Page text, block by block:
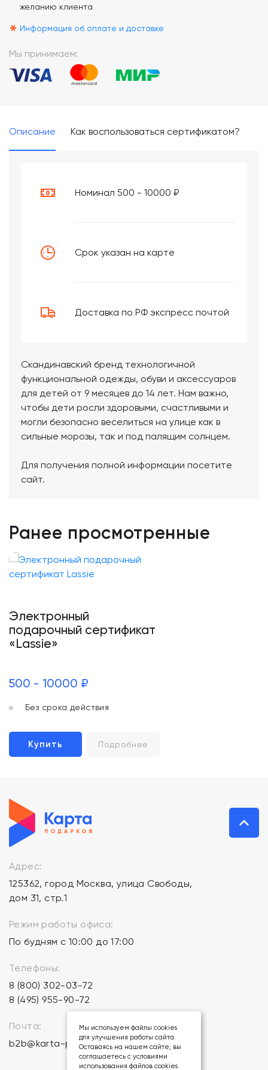
желанию клиента
* Информация об оплате и доставке
Мы принимаем:
Описание Как воспользоваться сертификатом?
Номинал 500 - 10000 ₽
Срок указан на карте
Доставка по РФ экспресс почтой
Cкандинавский бренд технологичной
функциональной одежды, обуви и аксессуаров
для детей от 9 месяцев до 14 лет. Нам важно,
чтобы дети росли здоровыми, счастливыми и
могли безопасно веселиться на улице как в
сильные морозы, так и под палящим солнцем.
Для получения полной информации посетите
сайт.
Ранее просмотренные
Электронный
подарочный сертификат
«Lassie»
500 - 10000 ₽
Без срока действия
Купить Подробнее
Адрес:
125362, город Москва, улица Свободы,
дом 31, стр.1
Режим работы офиса:
По будням с 10:00 до 17:00
Телефоны:
8 (800) 302-03-72
8 (495) 955-90-72
Почта:
b2b@karta-podarkov.ru
Мы используем файлы cookies
для улучшения работы сайта.
Оставаясь на нашем сайте, вы
соглашаетесь с условиями
использования файлов cookies.